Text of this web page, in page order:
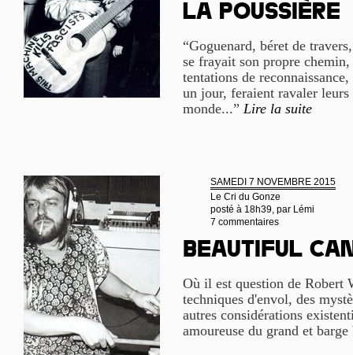
la poussière
“Goguenard, béret de
se frayait son propre
tentations de
un jour, feraient ravaler
monde...” Lire la suite
SAMEDI 7 NOVEMBRE 2015
Le Cri du Gonze
posté à 18h39, par Lémi
7 commentaires
Beautiful
Où il est question de Robert
techniques d'envol, des
autres considérations
amoureuse du grand et